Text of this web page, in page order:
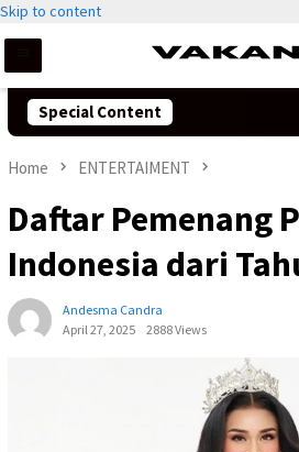
Skip to content
Special Content
Home ENTERTAIMENT
Daftar Pemenang
Indonesia dari
Andesma Candra
April 27, 2025
2888 Views